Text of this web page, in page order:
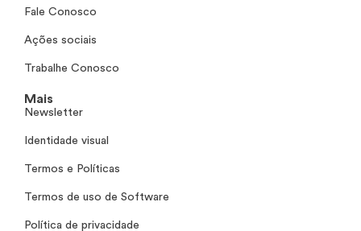
Fale Conosco
Ações sociais
Trabalhe Conosco
Mais
Newsletter
Identidade visual
Termos e Políticas
Termos de uso de Software
Política de privacidade